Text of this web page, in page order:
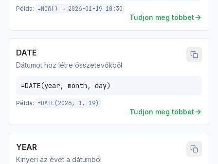
Példa: =NOW() → 2026-01-19 10:30
Tudjon meg többet
DATE
Dátumot hoz létre összetevőkből
=DATE(year, month, day)
Példa: =DATE(2026, 1, 19)
Tudjon meg többet
YEAR
Kinyeri az évet a dátumból